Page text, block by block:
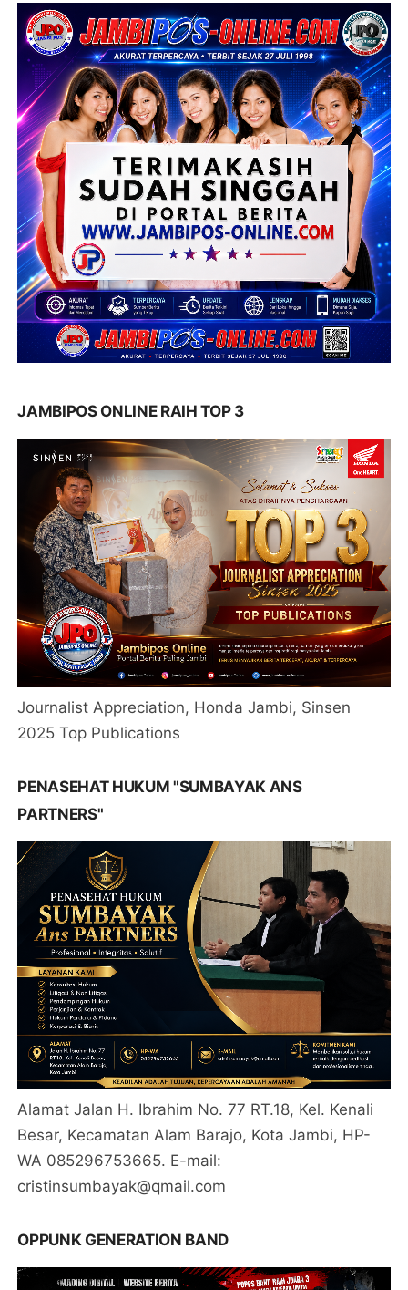
JAMBIPOS ONLINE RAIH TOP 3
Journalist Appreciation, Honda Jambi, Sinsen
2025 Top Publications
PENASEHAT HUKUM "SUMBAYAK ANS
PARTNERS"
Alamat Jalan H. Ibrahim No. 77 RT.18, Kel. Kenali
Besar, Kecamatan Alam Barajo, Kota Jambi, HP-
WA 085296753665. E-mail:
cristinsumbayak@qmail.com
OPPUNK GENERATION BAND